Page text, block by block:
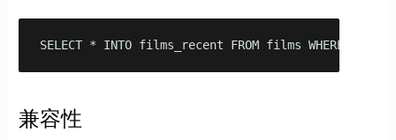
SELECT * INTO films_recent FROM films WHERE
兼容性